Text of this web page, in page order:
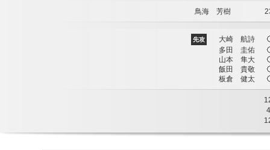
鳥海 芳樹
先攻
大崎 航詩
多田 圭佑
山本 隼大
飯田 貴敬
板倉 健太
4